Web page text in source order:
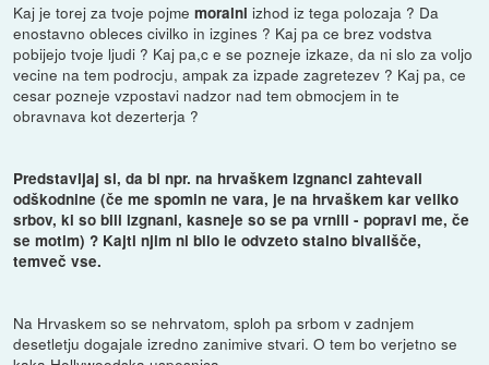
Kaj je torej za tvoje pojmemoralni izhod iz tega polozaja ? Da
enostavno obleces civilko in izgines ? Kaj pa ce brez vodstva
pobijejo tvoje ljudi ? Kaj pa,c e se pozneje izkaze, da ni slo za voljo
vecine na tem podrocju, ampak za izpade zagretezev ? Kaj pa, ce
cesar pozneje vzpostavi nadzor nad tem obmocjem in te
obravnava kot dezerterja ?
Predstavljaj si, da bi npr. na hrvaškem izgnanci zahtevali
odškodnine (če me spomin ne vara, je na hrvaškem kar veliko
srbov, ki so bili izgnani, kasneje so se pa vrnili - popravi me, če
se motim) ? Kajti njim ni bilo le odvzeto stalno bivališče,
temveč vse.
Na Hrvaskem so se nehrvatom, sploh pa srbom v zadnjem
desetletju dogajale izredno zanimive stvari. O tem bo verjetno se